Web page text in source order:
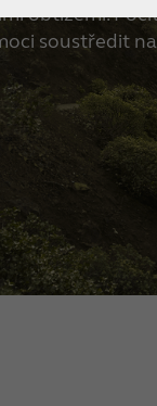
obtížemi.
soustředit